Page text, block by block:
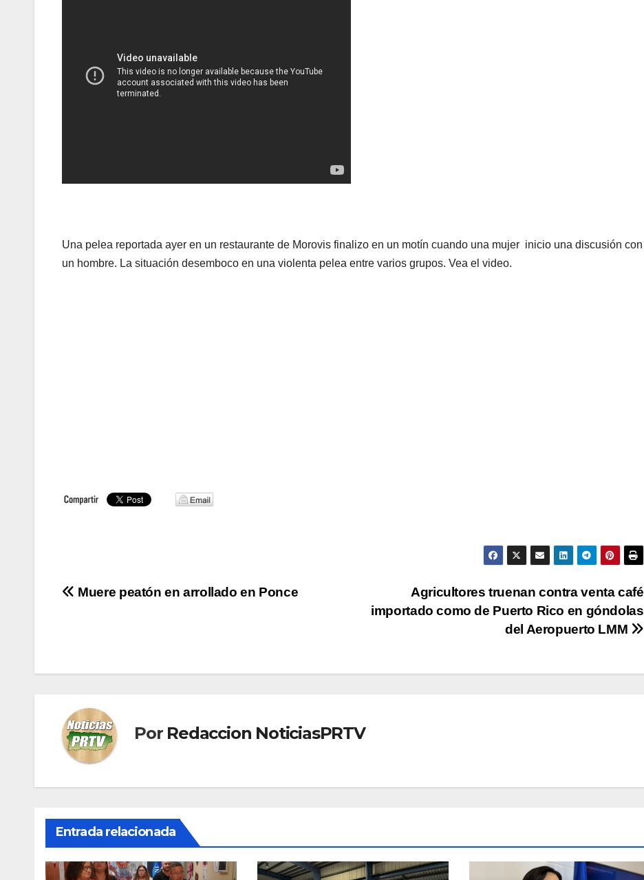
Una pelea reportada ayer en un restaurante de Morovis finalizo en un motín cuando una mujer inicio una discusión con
un hombre. La situación desemboco en una violenta pelea entre varios grupos. Vea el video.
Navegación
Agricultores truenan contra venta café
importado como de Puerto Rico en góndolas
del Aeropuerto LMM
Muere peatón en arrollado en Ponce
Por Redaccion NoticiasPRTV
Entrada relacionada